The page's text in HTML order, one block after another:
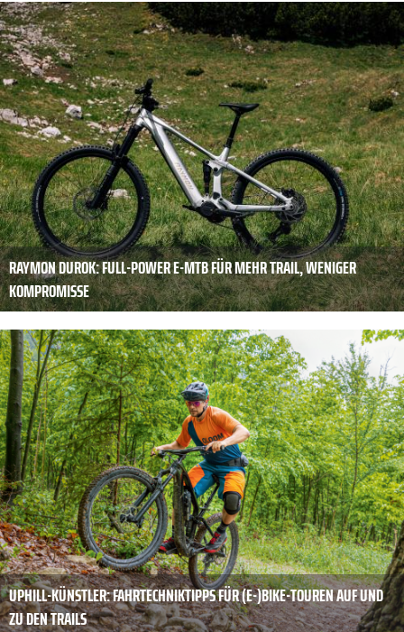
RAYMON DUROK: FULL-POWER E-MTB FÜR MEHR TRAIL, WENIGER
KOMPROMISSE
UPHILL-KÜNSTLER: FAHRTECHNIKTIPPS FÜR (E-)BIKE-TOUREN AUF UND
ZU DEN TRAILS